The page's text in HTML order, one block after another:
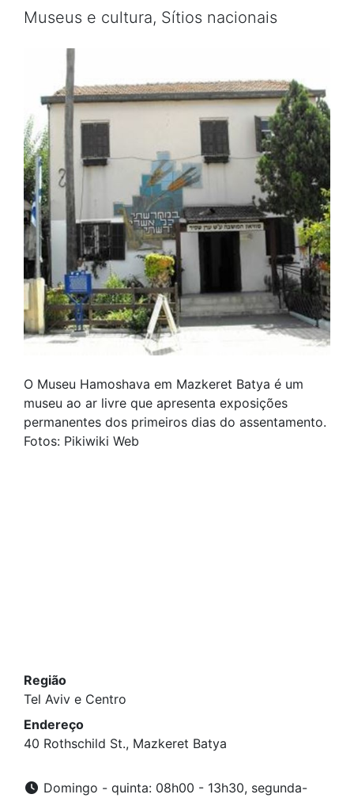
Museus e cultura, Sítios nacionais
O Museu Hamoshava em Mazkeret Batya é um
museu ao ar livre que apresenta exposições
permanentes dos primeiros dias do assentamento.
Fotos: Pikiwiki Web
Região
Tel Aviv e Centro
Endereço
40 Rothschild St., Mazkeret Batya
Domingo - quinta: 08h00 - 13h30, segunda-